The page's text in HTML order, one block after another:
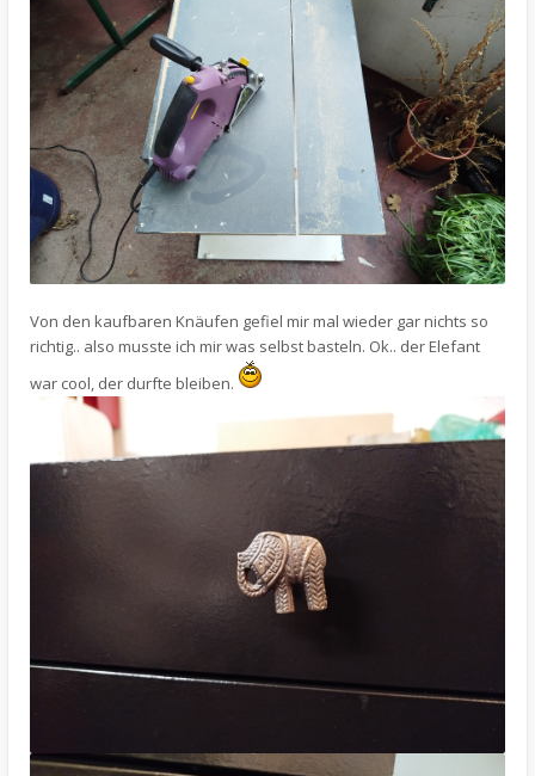
Von den kaufbaren Knäufen gefiel mir mal wieder gar nichts so
richtig.. also musste ich mir was selbst basteln. Ok.. der Elefant
war cool, der durfte bleiben.